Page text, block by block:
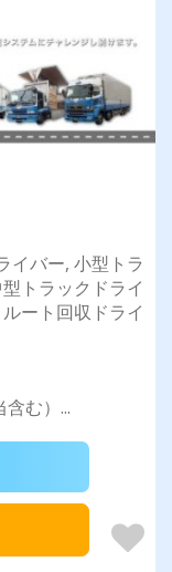
イバー, 小型トラ
トラックドライ
ート回収ドライ
む）...